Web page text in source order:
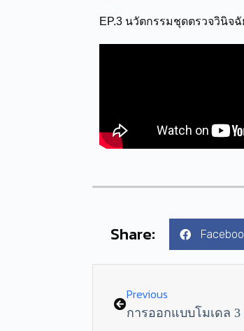
EP.3 นวัตกรรมชุดตรวจวินิจ
Share:
Previous
การออกแบบโมเดล 3